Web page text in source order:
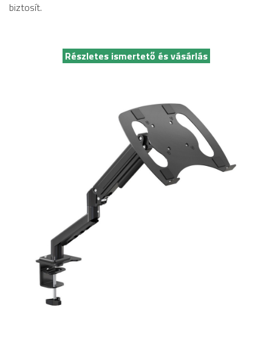
biztosít.
Részletes ismertető és vásárlás